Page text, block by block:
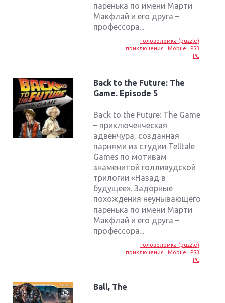
паренька по имени Марти
Макфлай и его друга –
профессора...
головоломка (puzzle)
приключения
Mobile
PS3
PC
Back to the Future: The
Game. Episode 5
Back to the Future: The Game
– приключенческая
адвенчура, созданная
парнями из студии Telltale
Games по мотивам
знаменитой голливудской
трилогии «Назад в
будущее». Задорные
похождения неунывающего
паренька по имени Марти
Макфлай и его друга –
профессора...
головоломка (puzzle)
приключения
Mobile
PS3
PC
Ball, The